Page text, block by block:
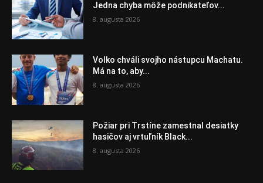
Jedna chyba môže podnikateľov...
8. augusta 2026
Volko chváli svojho nástupcu Machatu.
Má na to, aby...
8. augusta 2026
Požiar pri Trstíne zamestnal desiatky
hasičov aj vrtuľník Black...
8. augusta 2026